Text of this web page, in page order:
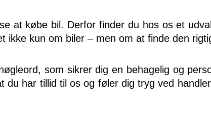
at købe bil. Derfor finder du hos os et
kun om biler – men om at finde den
som sikrer dig en behagelig og
du har tillid til os og føler dig tryg ved